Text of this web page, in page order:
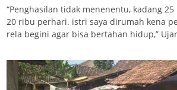
“Penghasilan tidak menenentu, kadang
20 ribu perhari. istri saya dirumah kena
rela begini agar bisa bertahan hidup,”